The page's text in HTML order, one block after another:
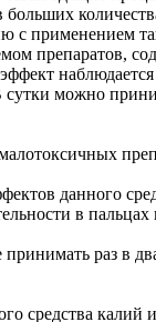
с применением
препаратов,
наблюдается
сутки можно
данного
в пальцах
раз в
средства калий